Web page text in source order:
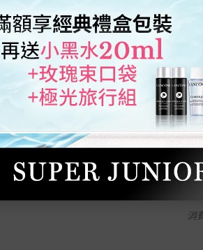
匿名
消
此
匿名 4
消